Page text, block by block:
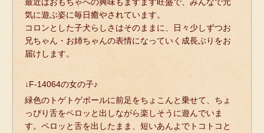
気に遊ぶ姿に毎日癒やされています。
コロンとした子犬らしさはそのままに、日々少しずつお
兄ちゃん・お姉ちゃんの表情になっていく成長ぶりをお
届けします。
↓F-14064の女の子♪
緑色のトゲトゲボールに前足をちょこんと乗せて、ちょ
っぴり舌をペロッと出しながら楽しそうに遊んでいま
す。ペロッと舌を出したまま、短いあんよでトコトコと